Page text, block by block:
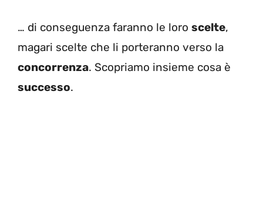
… di conseguenza faranno le loro scelte,
magari scelte che li porteranno verso la
concorrenza. Scopriamo insieme cosa è
successo.